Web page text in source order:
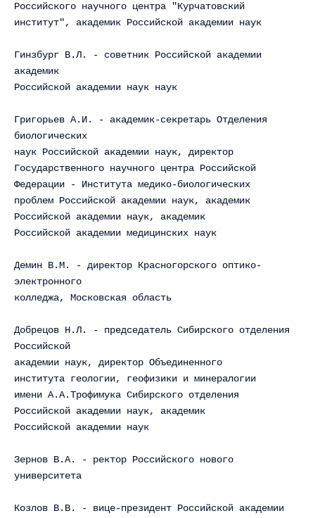
Российского научного центра "Курчатовский
институт", академик Российской академии наук
Гинзбург В.Л. - советник Российской академии
академик
Российской академии наук наук
Григорьев А.И. - академик-секретарь Отделения
биологических
наук Российской академии наук, директор
Государственного научного центра Российской
Федерации - Института медико-биологических
проблем Российской академии наук, академик
Российской академии наук, академик
Российской академии медицинских наук
Демин В.М. - директор Красногорского оптико-
электронного
колледжа, Московская область
Добрецов Н.Л. - председатель Сибирского отделения
Российской
академии наук, директор Объединенного
института геологии, геофизики и минералогии
имени А.А.Трофимука Сибирского отделения
Российской академии наук, академик
Российской академии наук
Зернов В.А. - ректор Российского нового
университета
Козлов В.В. - вице-президент Российской академии